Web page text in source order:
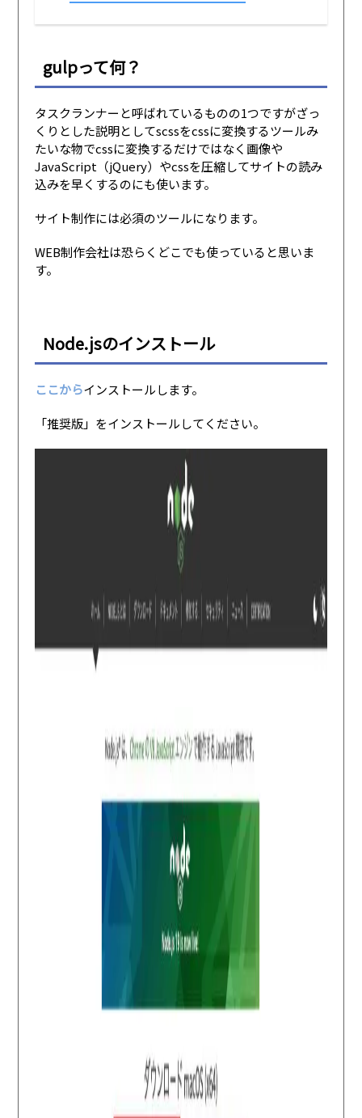
gulpって何？
タスクランナーと呼ばれているものの1つですがざっ
くりとした説明としてscssをcssに変換するツールみ
たいな物でcssに変換するだけではなく画像や
JavaScript（jQuery）やcssを圧縮してサイトの読み
込みを早くするのにも使います。
サイト制作には必須のツールになります。
WEB制作会社は恐らくどこでも使っていると思いま
す。
Node.jsのインストール
ここからインストールします。
「推奨版」をインストールしてください。